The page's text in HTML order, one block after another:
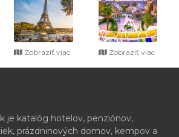
Zobraziť viac Zobraziť viac
je katalóg hotelov, penziónov,
prázdninových domov, kempov a